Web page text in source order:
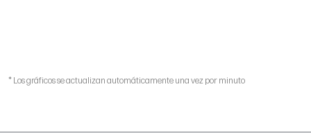
* Los gráficos se actualizan automáticamente una vez por minuto